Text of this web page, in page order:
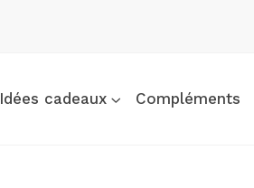
Idées cadeaux Compléments